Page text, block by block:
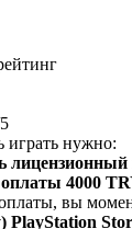
играть нужно:
4000
вы
PlayStation